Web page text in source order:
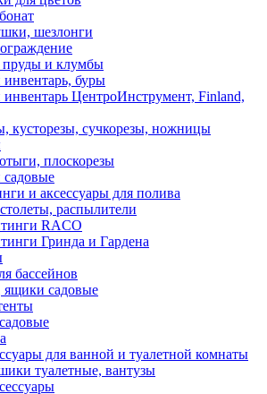
шезлонги
и клумбы
буры
ЦентроИнструмент, Finland,
кусторезы, сучкорезы, ножницы
плоскорезы
и аксессуары для полива
распылители
RACO
Гринда и Гардена
бассейнов
ящики садовые
для ванной и туалетной комнаты
туалетные, вантузы